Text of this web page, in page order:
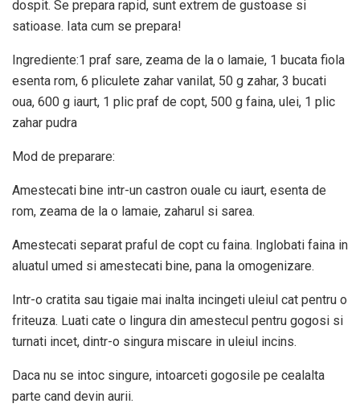
dospit. Se prepara rapid, sunt extrem de gustoase si
satioase. Iata cum se prepara!
Ingrediente:1 praf sare, zeama de la o lamaie, 1 bucata fiola
esenta rom, 6 pliculete zahar vanilat, 50 g zahar, 3 bucati
oua, 600 g iaurt, 1 plic praf de copt, 500 g faina, ulei, 1 plic
zahar pudra
Mod de preparare:
Amestecati bine intr-un castron ouale cu iaurt, esenta de
rom, zeama de la o lamaie, zaharul si sarea.
Amestecati separat praful de copt cu faina. Inglobati faina in
aluatul umed si amestecati bine, pana la omogenizare.
Intr-o cratita sau tigaie mai inalta incingeti uleiul cat pentru o
friteuza. Luati cate o lingura din amestecul pentru gogosi si
turnati incet, dintr-o singura miscare in uleiul incins.
Daca nu se intoc singure, intoarceti gogosile pe cealalta
parte cand devin aurii.